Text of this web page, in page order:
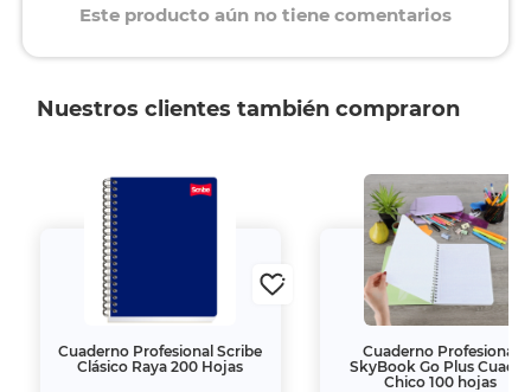
Este producto aún no tiene comentarios
Nuestros clientes también compraron
Cuaderno Profesional Scribe
Clásico Raya 200 Hojas
Cuaderno Profesional
SkyBook Go Plus Cuadro
Chico 100 hojas